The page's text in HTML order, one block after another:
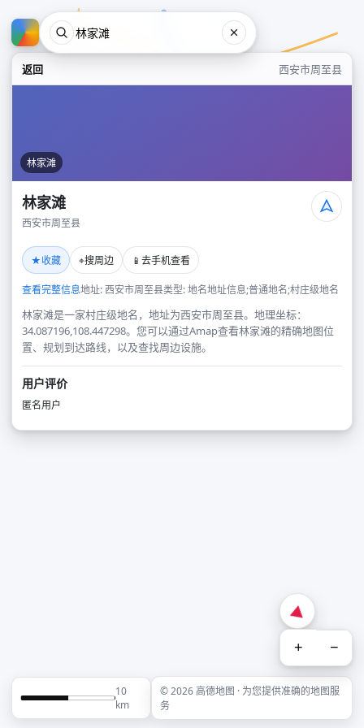
返回 西安市周至县
林家滩
林家滩
西安市周至县
★收藏 ⌖搜周边 📱 去手机查看
查看完整信息地址: 西安市周至县类型: 地名地址信息;普通地名;村庄级地名
林家滩是一家村庄级地名，地址为西安市周至县。地理坐标：
34.087196,108.447298。您可以通过Amap查看林家滩的精确地图位
置、规划到达路线，以及查找周边设施。
用户评价
匿名用户
+ −
10
km
© 2026 高德地图 · 为您提供准确的地图服
务